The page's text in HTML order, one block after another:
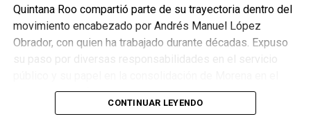
Quintana Roo compartió parte de su trayectoria dentro del
movimiento encabezado por Andrés Manuel López
Obrador, con quien ha trabajado durante décadas. Expuso
su paso por diversas responsabilidades en el servicio
estado, donde fue el primer presidente del Comité
Ejecutivo Estatal y posteriormente delegado especial.
CONTINUAR LEYENDO